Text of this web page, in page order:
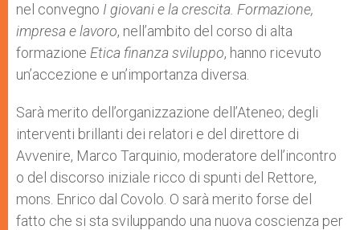
nel convegno I giovani e la crescita. Formazione,
impresa e lavoro, nell’ambito del corso di alta
formazione Etica finanza sviluppo, hanno ricevuto
un’accezione e un’importanza diversa.
Sarà merito dell’organizzazione dell’Ateneo; degli
interventi brillanti dei relatori e del direttore di
Avvenire, Marco Tarquinio, moderatore dell’incontro
o del discorso iniziale ricco di spunti del Rettore,
mons. Enrico dal Covolo. O sarà merito forse del
fatto che si sta sviluppando una nuova coscienza per